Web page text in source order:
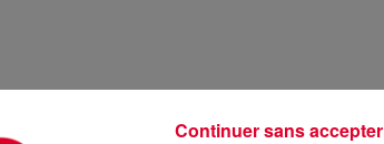
Continuer sans accepter